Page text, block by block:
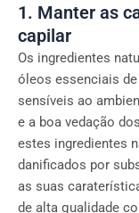
1. Manter as
capilar
Os ingredientes
óleos essenciais
sensíveis ao
e a boa vedação
estes ingredientes
danificados por
as suas
de alta qualidade